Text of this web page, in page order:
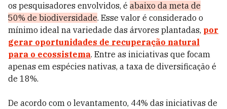
os pesquisadores envolvidos, é abaixo da meta de
50% de biodiversidade. Esse valor é considerado o
mínimo ideal na variedade das árvores plantadas, por
gerar oportunidades de recuperação natural
para o ecossistema. Entre as iniciativas que focam
apenas em espécies nativas, a taxa de diversificação é
de 18%.
De acordo com o levantamento, 44% das iniciativas de